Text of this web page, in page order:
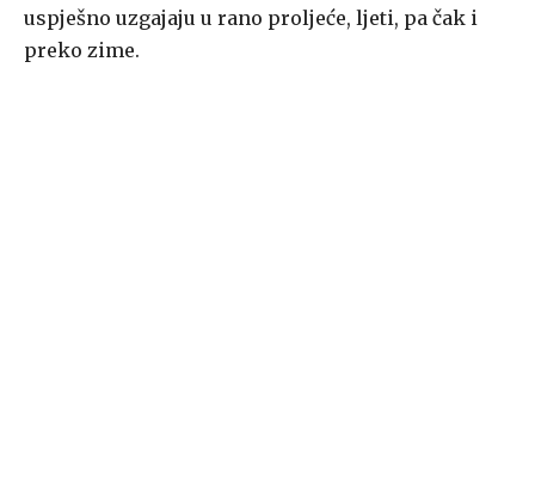
uspješno uzgajaju u rano proljeće, ljeti, pa čak i
preko zime.